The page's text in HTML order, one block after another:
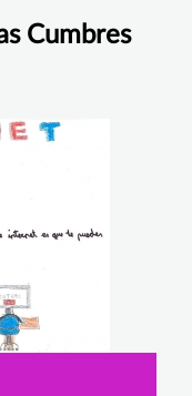
Cumbres